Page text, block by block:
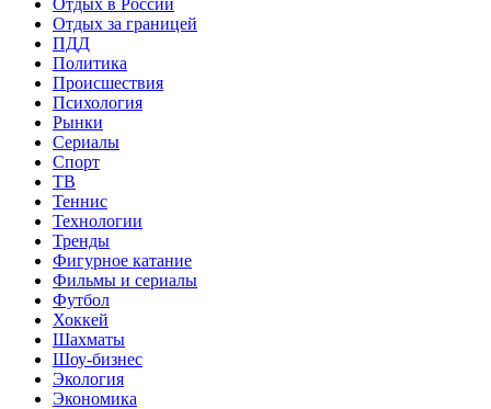
Отдых за границей
ПДД
Политика
Происшествия
Психология
Рынки
Сериалы
Спорт
ТВ
Теннис
Технологии
Тренды
Фигурное катание
Фильмы и сериалы
Футбол
Хоккей
Шахматы
Шоу-бизнес
Экология
Экономика